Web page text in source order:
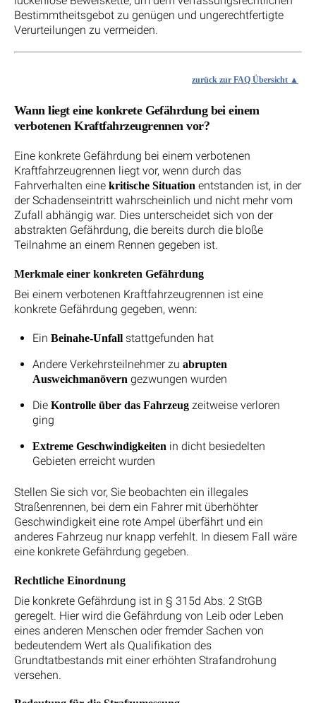
Bestimmtheitsgebot zu genügen und ungerechtfertigte
Verurteilungen zu vermeiden.
zurück zur FAQ Übersicht
Wann liegt eine konkrete Gefährdung bei einem
verbotenen Kraftfahrzeugrennen vor?
Eine konkrete Gefährdung bei einem verbotenen
Kraftfahrzeugrennen liegt vor, wenn durch das
Fahrverhalten eine kritische Situation entstanden ist, in der
der Schadenseintritt wahrscheinlich und nicht mehr vom
Zufall abhängig war. Dies unterscheidet sich von der
abstrakten Gefährdung, die bereits durch die bloße
Teilnahme an einem Rennen gegeben ist.
Merkmale einer konkreten Gefährdung
Bei einem verbotenen Kraftfahrzeugrennen ist eine
konkrete Gefährdung gegeben, wenn:
Ein Beinahe-Unfallstattgefunden hat
Andere Verkehrsteilnehmer zu abrupten
Ausweichmanöverngezwungen wurden
Die Kontrolle über das Fahrzeugzeitweise verloren
ging
Extreme Geschwindigkeitenin dicht besiedelten
Gebieten erreicht wurden
Stellen Sie sich vor, Sie beobachten ein illegales
Straßenrennen, bei dem ein Fahrer mit überhöhter
Geschwindigkeit eine rote Ampel überfährt und ein
anderes Fahrzeug nur knapp verfehlt. In diesem Fall wäre
eine konkrete Gefährdung gegeben.
Rechtliche Einordnung
Die konkrete Gefährdung ist in § 315d Abs. 2 StGB
geregelt. Hier wird die Gefährdung von Leib oder Leben
eines anderen Menschen oder fremder Sachen von
bedeutendem Wert als Qualifikation des
Grundtatbestands mit einer erhöhten Strafandrohung
versehen.